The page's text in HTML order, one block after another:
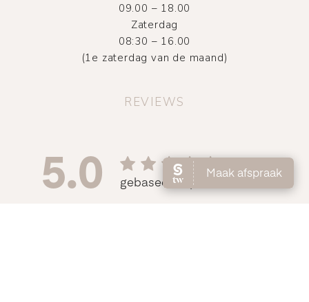
09.00 – 18.00
Zaterdag
08:30 – 16.00
(1e zaterdag van de maand)
REVIEWS